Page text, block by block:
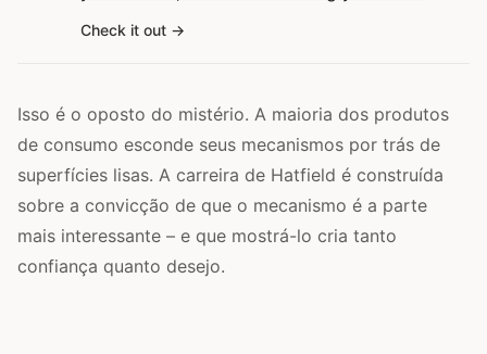
Check it out
Isso é o oposto do mistério. A maioria dos produtos
de consumo esconde seus mecanismos por trás de
superfícies lisas. A carreira de Hatfield é construída
sobre a convicção de que o mecanismo é a parte
mais interessante – e que mostrá-lo cria tanto
confiança quanto desejo.